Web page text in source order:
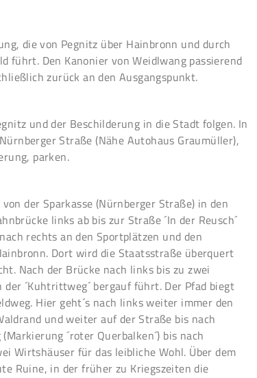
die von Pegnitz über Hainbronn und durch
führt. Den Kanonier von Weidlwang passierend
zurück an den Ausgangspunkt.
und der Beschilderung in die Stadt folgen. In
Straße (Nähe Autohaus Graumüller),
parken.
der Sparkasse (Nürnberger Straße) in den
links ab bis zur Straße ´In der Reusch´
rechts an den Sportplätzen und den
Dort wird die Staatsstraße überquert
Nach der Brücke nach links bis zu zwei
´Kuhtrittweg´ bergauf führt. Der Pfad biegt
Hier geht´s nach links weiter immer den
und weiter auf der Straße bis nach
´roter Querbalken´) bis nach
Wirtshäuser für das leibliche Wohl. Über dem
Ruine, in der früher zu Kriegszeiten die